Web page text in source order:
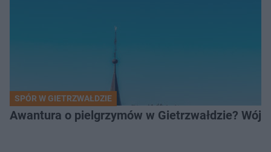
SPÓR W GIETRZWAŁDZIE
Awantura o pielgrzymów w Gietrzwałdzie? Wójt